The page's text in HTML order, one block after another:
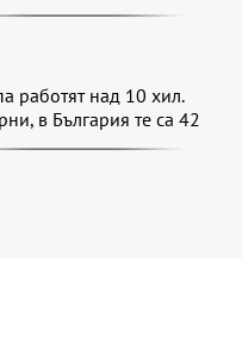
работят над 10 хил.
в България те са 42